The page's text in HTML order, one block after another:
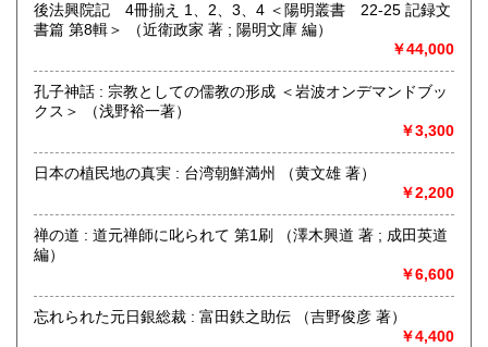
はじめまして、株式会社Wit tech 古書Upproと申します。読
み方は【カブシキガイシャ ウイットテック】 【コショ
アプロ】です。どうぞよろしくお願いいたします。
◆インターネット注文が難しい方へ◆
基本的に『日本の古本屋』サイトからのご注文で承ります
も対応致します。
〒215-0016 川崎市麻生区早野498-1(株)Wit tech古書Uppro
※2026年5月から電話注文は都合により廃止いたしました。
申し訳ございません。FAXで対応いたしますのでよろしくお
願いいたします。
後法興院記 4冊揃え 1、2、3、4 ＜陽明叢書 22-25 記録文
書篇 第8輯＞ （近衛政家 著 ; 陽明文庫 編）
￥44,000
孔子神話 : 宗教としての儒教の形成 ＜岩波オンデマンドブッ
クス＞ （浅野裕一著）
￥3,300
日本の植民地の真実 : 台湾朝鮮満州 （黄文雄 著）
￥2,200
禅の道 : 道元禅師に叱られて 第1刷 （澤木興道 著 ; 成田英道
編）
￥6,600
忘れられた元日銀総裁 : 富田鉄之助伝 （吉野俊彦 著）
￥4,400